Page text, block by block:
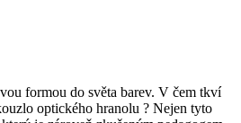
formou do světa barev. V čem tkví
optického hranolu ? Nejen tyto